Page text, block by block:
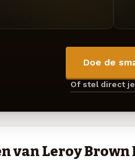
Doe de
Of stel direct
van Leroy Brown